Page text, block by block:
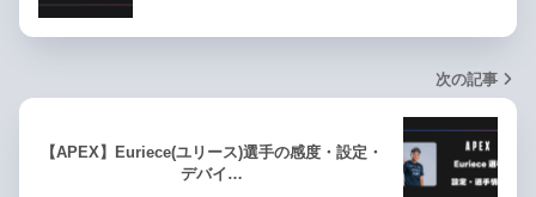
次の記事
【APEX】Euriece(ユリース)選手の感度・設定・
デバイ…